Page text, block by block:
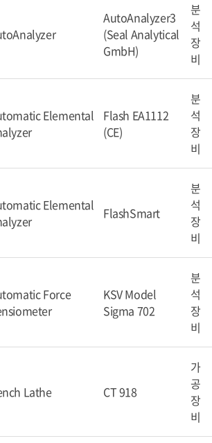
AutoAnalyzer3
(Seal Analytical
GmbH)
분
석
장
비
Elemental
Flash EA1112
(CE)
분
석
장
비
Elemental
FlashSmart
분
석
장
비
Force
KSV Model
Sigma 702
분
석
장
비
Lathe CT 918
가
공
장
비